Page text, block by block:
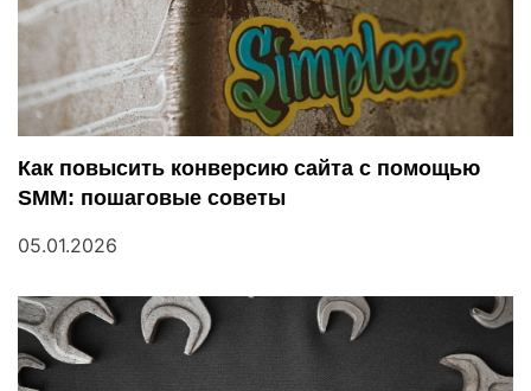
с
я
м
Как повысить конверсию сайта с помощью
SMM: пошаговые советы
05.01.2026